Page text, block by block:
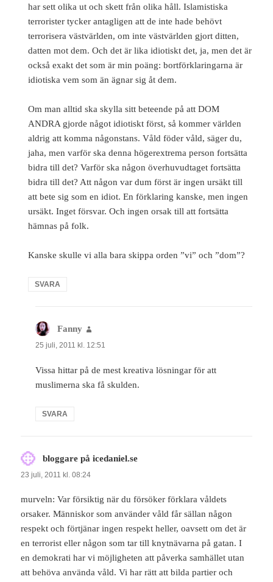
har sett olika ut och skett från olika håll. Islamistiska
terrorister tycker antagligen att de inte hade behövt
terrorisera västvärlden, om inte västvärlden gjort ditten,
datten mot dem. Och det är lika idiotiskt det, ja, men det är
också exakt det som är min poäng: bortförklaringarna är
idiotiska vem som än ägnar sig åt dem.
Om man alltid ska skylla sitt beteende på att DOM
ANDRA gjorde något idiotiskt först, så kommer världen
aldrig att komma någonstans. Våld föder våld, säger du,
jaha, men varför ska denna högerextrema person fortsätta
bidra till det? Varför ska någon överhuvudtaget fortsätta
bidra till det? Att någon var dum först är ingen ursäkt till
att bete sig som en idiot. En förklaring kanske, men ingen
ursäkt. Inget försvar. Och ingen orsak till att fortsätta
hämnas på folk.
Kanske skulle vi alla bara skippa orden ”vi” och ”dom”?
SVARA
Fanny
25 juli, 2011 kl. 12:51
Vissa hittar på de mest kreativa lösningar för att
muslimerna ska få skulden.
SVARA
bloggare på icedaniel.se
23 juli, 2011 kl. 08:24
murveln: Var försiktig när du försöker förklara våldets
orsaker. Människor som använder våld får sällan någon
respekt och förtjänar ingen respekt heller, oavsett om det är
en terrorist eller någon som tar till knytnävarna på gatan. I
en demokrati har vi möjligheten att påverka samhället utan
att behöva använda våld. Vi har rätt att bilda partier och